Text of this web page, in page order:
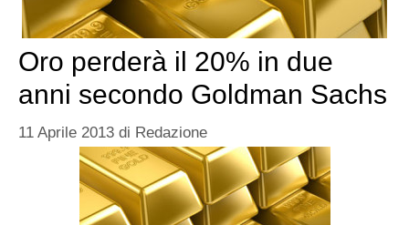
Oro perderà il 20% in due
anni secondo Goldman Sachs
11 Aprile 2013 di Redazione